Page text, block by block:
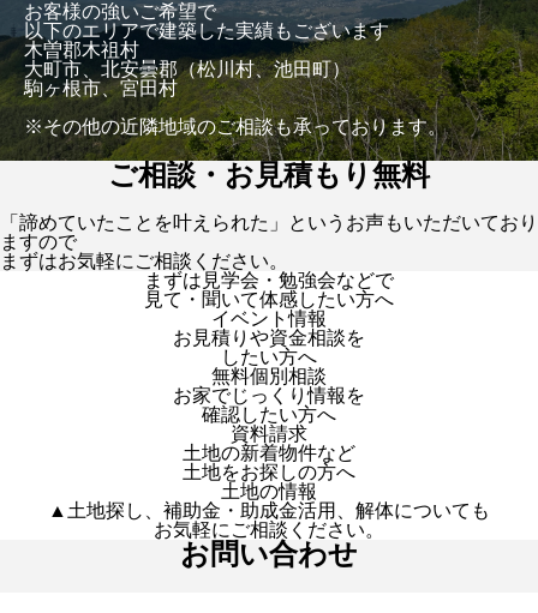
お客様の強いご希望で
以下のエリアで建築した実績もございます
木曽郡木祖村
大町市、北安曇郡（松川村、池田町）
駒ヶ根市、宮田村
※その他の近隣地域のご相談も承っております。
ご相談・お見積もり無料
「諦めていたことを叶えられた」というお声もいただいており
ますので
まずはお気軽にご相談ください。
まずは見学会・勉強会などで
見て・聞いて体感したい方へ
イベント情報
お見積りや資金相談を
したい方へ
無料個別相談
お家でじっくり情報を
確認したい方へ
資料請求
土地の新着物件など
土地をお探しの方へ
土地の情報
▲土地探し、補助金・助成金活用、解体についても
お気軽にご相談ください。
お問い合わせ